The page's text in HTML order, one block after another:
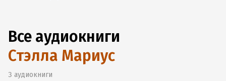
Все аудиокниги
Стэлла Мариус
3 аудиокниги